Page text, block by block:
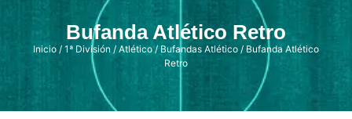
Bufanda Atlético Retro
Inicio / 1ª División / Atlético/ Bufandas Atlético / Bufanda Atlético
Retro